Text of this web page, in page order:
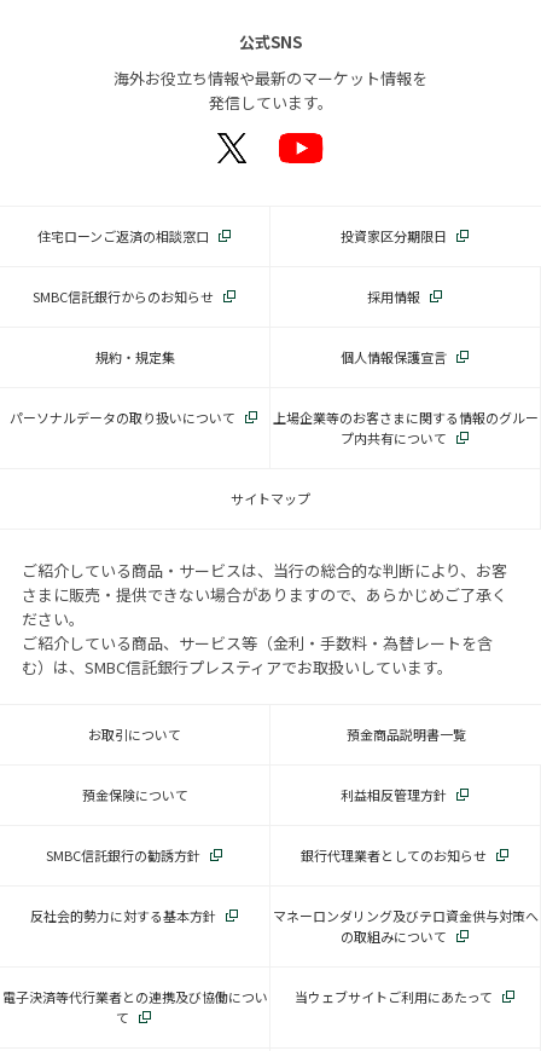
公式SNS
海外お役立ち情報や最新のマーケット情報を
発信しています。
住宅ローンご返済の相談窓口 投資家区分期限日
SMBC信託銀行からのお知らせ 採用情報
規約・規定集 個人情報保護宣言
パーソナルデータの取り扱いについて
上場企業等のお客さまに関する情報のグルー
プ内共有について
サイトマップ
ご紹介している商品・サービスは、当行の総合的な判断により、お客
さまに販売・提供できない場合がありますので、あらかじめご了承く
ださい。
ご紹介している商品、サービス等（金利・手数料・為替レートを含
む）は、SMBC信託銀行プレスティアでお取扱いしています。
お取引について 預金商品説明書一覧
預金保険について 利益相反管理方針
SMBC信託銀行の勧誘方針 銀行代理業者としてのお知らせ
反社会的勢力に対する基本方針
マネーロンダリング及びテロ資金供与対策へ
の取組みについて
電子決済等代行業者との連携及び協働につい
て
当ウェブサイトご利用にあたって